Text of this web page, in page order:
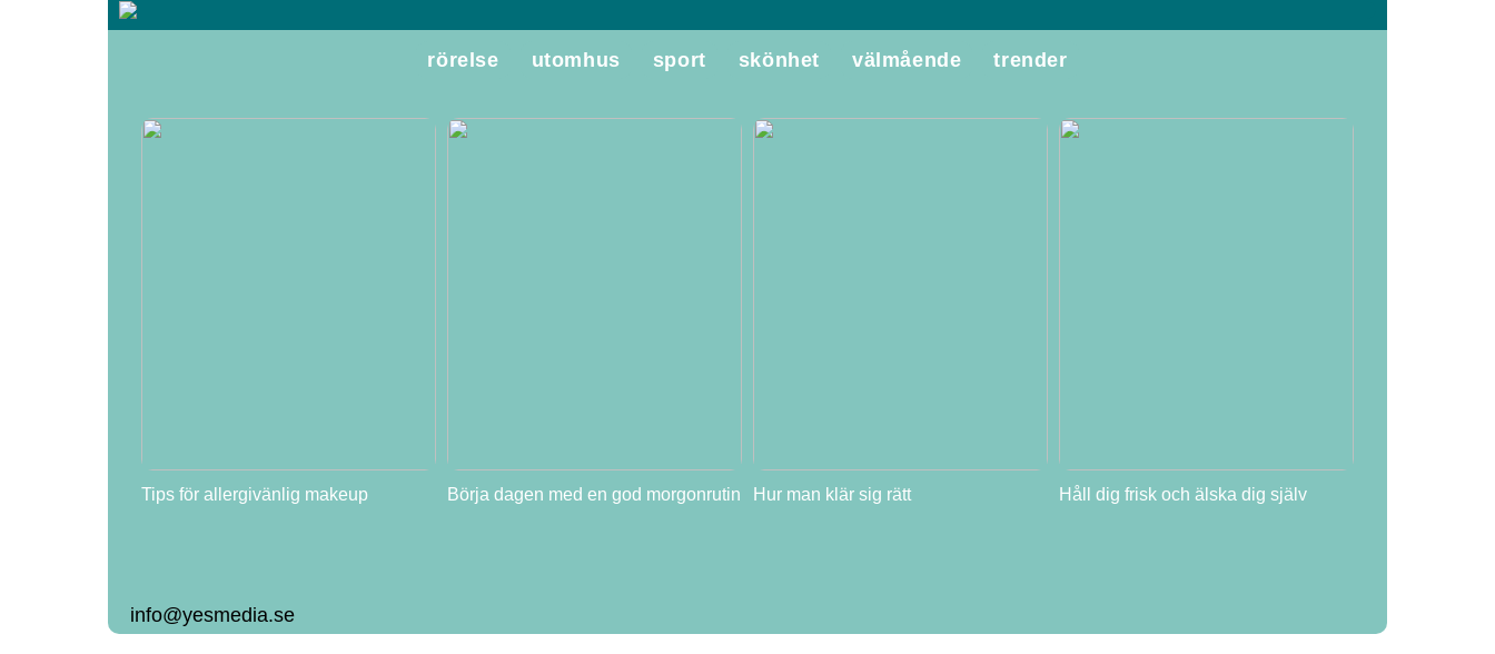
rörelse utomhus sport skönhet välmående trender
Tips för allergivänlig makeup Börja dagen med en god morgonrutin Hur man klär sig rätt Håll dig frisk och älska dig själv
info@yesmedia.se